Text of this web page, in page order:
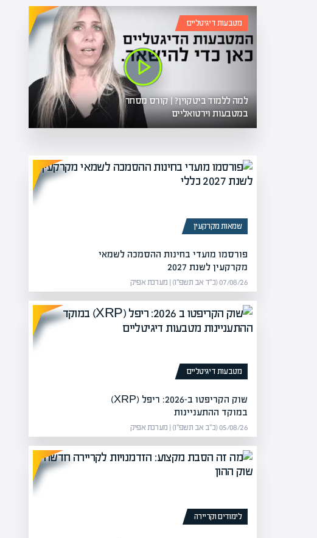
הבנה ופתרונות
שהתרחש בבית משפחה באילת, ובו
בבעלי חיים. נבחן…
מטבעות דיגיטליים
למה ללמוד ביטקוין? | קורס מסחר
במטבעות וירטואליים
שמאות מקרקעין
פורסמו מועדי בחינות ההסמכה לשמאי
מקרקעין לשנת 2027
07/08/26 (כ״ד אב תשפ״ו) | מערכת אפיק
מטבעות דיגיטליים
שוק הקריפטו ב-2026: ריפל (XRP)
במוקד ההתעניינות
05/08/26 (כ״ב אב תשפ״ו) | מערכת אפיק
לימודים וקריירה